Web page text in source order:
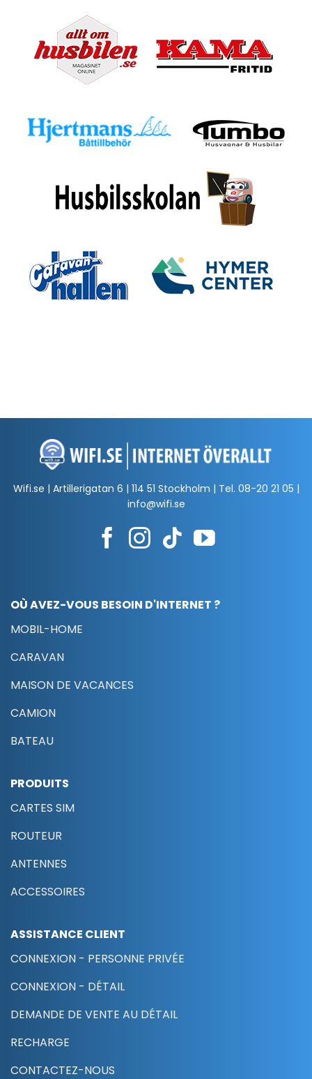
Wifi.se | Artillerigatan 6 | 114 51 Stockholm | Tel. 08-20 21 05 |
info@wifi.se
OÙ AVEZ-VOUS BESOIN D'INTERNET ?
MOBIL-HOME
CARAVAN
MAISON DE VACANCES
CAMION
BATEAU
PRODUITS
CARTES SIM
ROUTEUR
ANTENNES
ACCESSOIRES
ASSISTANCE CLIENT
CONNEXION - PERSONNE PRIVÉE
CONNEXION - DÉTAIL
DEMANDE DE VENTE AU DÉTAIL
RECHARGE
CONTACTEZ-NOUS